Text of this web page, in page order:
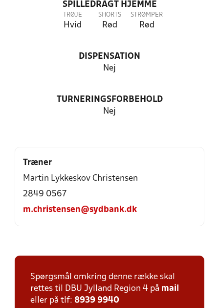
SPILLEDRAGT HJEMME
TRØJE
Hvid
SHORTS
Rød
STRØMPER
Rød
DISPENSATION
Nej
TURNERINGSFORBEHOLD
Nej
Træner
Martin Lykkeskov Christensen
2849 0567
m.christensen@sydbank.dk
Spørgsmål omkring denne række skal
rettes til DBU Jylland Region 4 på mail
eller på tlf: 8939 9940